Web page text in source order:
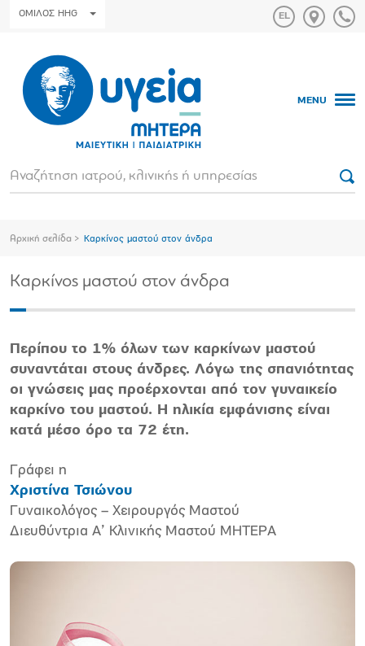
ΟΜΙΛΟΣ HHG
MENU
Αρχική σελίδα Καρκίνος µαστού στον άνδρα
Καρκίνος µαστού στον άνδρα
Περίπου το 1% όλων των καρκίνων µαστού
συναντάται στους άνδρες. Λόγω της σπανιότητας
οι γνώσεις µας προέρχονται από τον γυναικείο
καρκίνο του µαστού. Η ηλικία εµφάνισης είναι
κατά µέσο όρο τα 72 έτη.
Γράφει η
Χριστίνα Τσιώνου
Γυναικολόγος – Χειρουργός Μαστού
Διευθύντρια Α’ Κλινικής Μαστού ΜΗΤΕΡΑ